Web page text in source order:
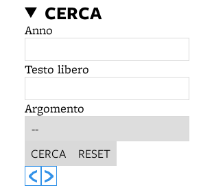
CERCA
Anno
Testo libero
Argomento
CERCA RESET